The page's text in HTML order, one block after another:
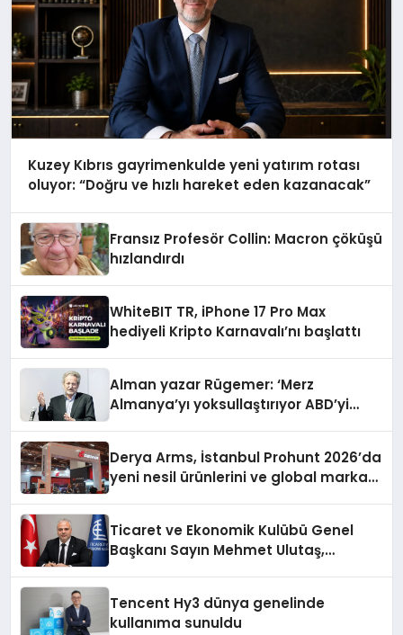
Kuzey Kıbrıs gayrimenkulde yeni yatırım rotası
oluyor: “Doğru ve hızlı hareket eden kazanacak”
Fransız Profesör Collin: Macron çöküşü
hızlandırdı
WhiteBIT TR, iPhone 17 Pro Max
hediyeli Kripto Karnavalı’nı başlattı
Alman yazar Rügemer: ‘Merz
Almanya’yı yoksullaştırıyor ABD’yi
Derya Arms, İstanbul Prohunt 2026’da
yeni nesil ürünlerini ve global marka
Ticaret ve Ekonomik Kulübü Genel
Başkanı Sayın Mehmet Ulutaş,
Tencent Hy3 dünya genelinde
kullanıma sunuldu